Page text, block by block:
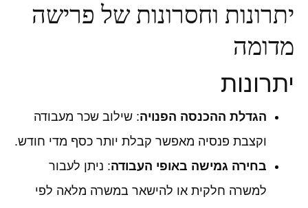
יתרונות וחסרונות של פרישה
מדומה
יתרונות
הגדלת ההכנסה הפנויה: שילוב שכר מעבודה
וקצבת פנסיה מאפשר קבלת יותר כסף מדי חודש.
בחירה גמישה באופי העבודה: ניתן לעבור
למשרה חלקית או להישאר במשרה מלאה לפי